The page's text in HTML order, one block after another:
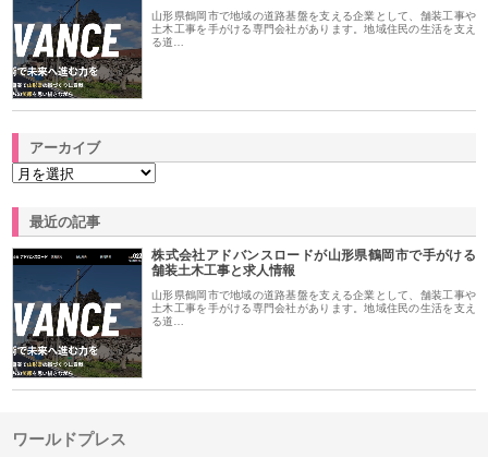
山形県鶴岡市で地域の道路基盤を支える企業として、舗装工事や
土木工事を手がける専門会社があります。地域住民の生活を支え
る道…
アーカイブ
最近の記事
株式会社アドバンスロードが山形県鶴岡市で手がける
舗装土木工事と求人情報
山形県鶴岡市で地域の道路基盤を支える企業として、舗装工事や
土木工事を手がける専門会社があります。地域住民の生活を支え
る道…
ワールドプレス